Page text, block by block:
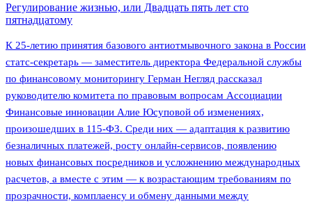
Регулирование жизнью, или Двадцать пять лет сто
пятнадцатому
К 25-летию принятия базового антиотмывочного закона в России
статс-секретарь — заместитель директора Федеральной службы
по финансовому мониторингу Герман Негляд рассказал
руководителю комитета по правовым вопросам Ассоциации
Финансовые инновации Алие Юсуповой об изменениях,
произошедших в 115-ФЗ. Среди них — адаптация к развитию
безналичных платежей, росту онлайн-сервисов, появлению
новых финансовых посредников и усложнению международных
расчетов, а вместе с этим — к возрастающим требованиям по
прозрачности, комплаенсу и обмену данными между